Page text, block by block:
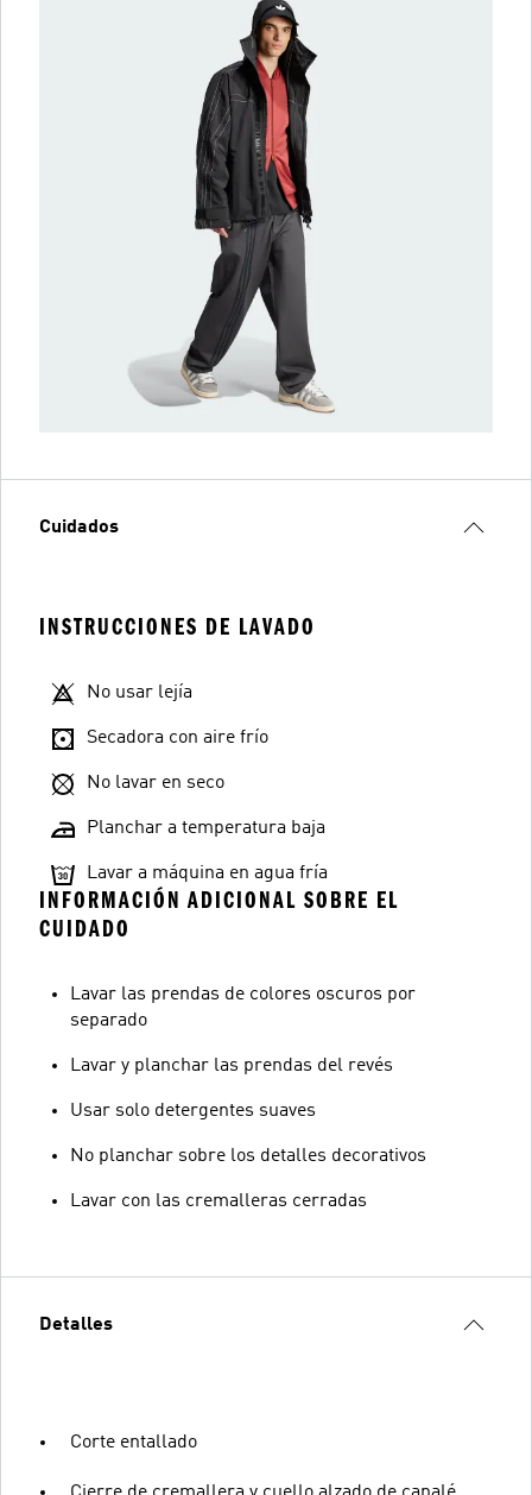
Cuidados
INSTRUCCIONES DE LAVADO
No usar lejía
Secadora con aire frío
No lavar en seco
Planchar a temperatura baja
Lavar a máquina en agua fría
INFORMACIÓN ADICIONAL SOBRE EL
CUIDADO
Lavar las prendas de colores oscuros por
separado
Lavar y planchar las prendas del revés
Usar solo detergentes suaves
No planchar sobre los detalles decorativos
Lavar con las cremalleras cerradas
Detalles
Corte entallado